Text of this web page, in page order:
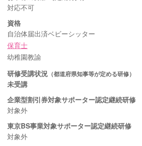
対応不可
資格
自治体届出済ベビーシッター
保育士
幼稚園教諭
研修受講状況 （都道府県知事等が定める研修）
未受講
企業型割引券対象サポーター認定継続研修
対象外
東京BS事業対象サポーター認定継続研修
対象外